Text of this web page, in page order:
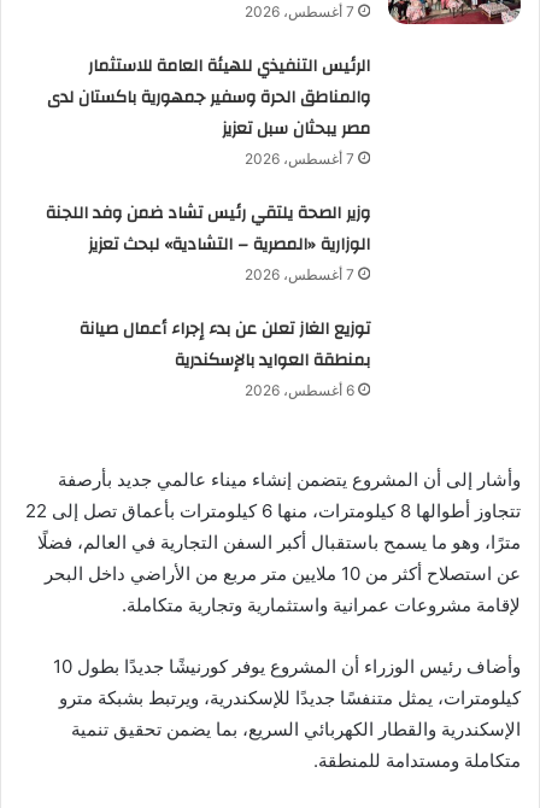
7 أغسطس، 2026
الرئيس التنفيذي للهيئة العامة للاستثمار
والمناطق الحرة وسفير جمهورية باكستان لدى
مصر يبحثان سبل تعزيز
7 أغسطس، 2026
وزير الصحة يلتقي رئيس تشاد ضمن وفد اللجنة
الوزارية «المصرية – التشادية» لبحث تعزيز
7 أغسطس، 2026
توزيع الغاز تعلن عن بدء إجراء أعمال صيانة
بمنطقة العوايد بالإسكندرية
6 أغسطس، 2026
وأشار إلى أن المشروع يتضمن إنشاء ميناء عالمي جديد بأرصفة
تتجاوز أطوالها 8 كيلومترات، منها 6 كيلومترات بأعماق تصل إلى 22
مترًا، وهو ما يسمح باستقبال أكبر السفن التجارية في العالم، فضلًا
عن استصلاح أكثر من 10 ملايين متر مربع من الأراضي داخل البحر
لإقامة مشروعات عمرانية واستثمارية وتجارية متكاملة.
وأضاف رئيس الوزراء أن المشروع يوفر كورنيشًا جديدًا بطول 10
كيلومترات، يمثل متنفسًا جديدًا للإسكندرية، ويرتبط بشبكة مترو
الإسكندرية والقطار الكهربائي السريع، بما يضمن تحقيق تنمية
متكاملة ومستدامة للمنطقة.